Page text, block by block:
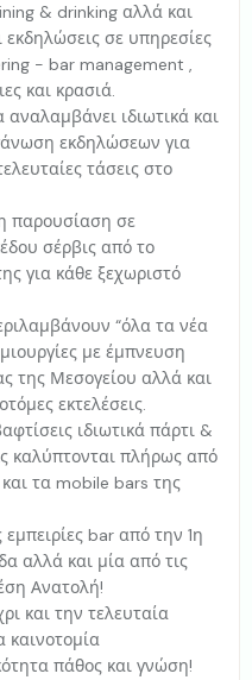
& drinking αλλά και
σε υπηρεσίες
- bar management ,
και κρασιά.
ιδιωτικά και
εκδηλώσεων για
τάσεις στο
παρουσίαση σε
σέρβις από το
για κάθε ξεχωριστό
“όλα τα νέα
με έμπνευση
της Μεσογείου αλλά και
εκτελέσεις.
ιδιωτικά πάρτι &
καλύπτονται πλήρως από
τα mobile bars της
bar από την 1η
αλλά και μία από τις
Ανατολή!
και την τελευταία
καινοτομία
πάθος και γνώση!